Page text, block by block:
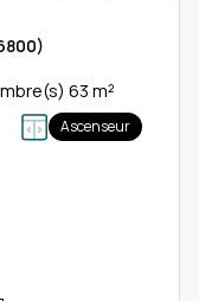
Appartement 3 pièce(s) 2 chambre(s) 63 m²
Ascenseur